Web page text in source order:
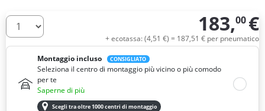
Quantità 183,00 €
+ ecotassa: (4,51 €) = 187,51 € per pneumatico
Montaggio incluso
CONSIGLIATO
Seleziona il centro di montaggio più vicino o più comodo
per te
Saperne di più
Scegli tra oltre 1000 centri di montaggio